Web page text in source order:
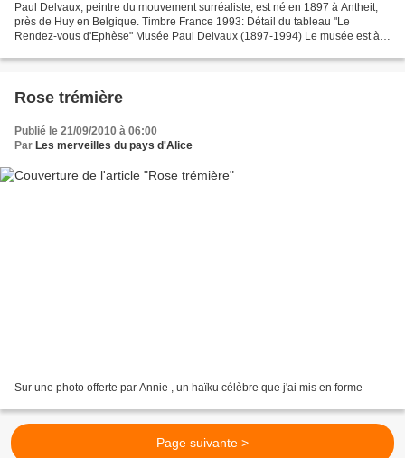
Paul Delvaux, peintre du mouvement surréaliste, est né en 1897 à Antheit,
près de Huy en Belgique. Timbre France 1993: Détail du tableau "Le
Rendez-vous d'Ephèse" Musée Paul Delvaux (1897-1994) Le musée est à
Rose trémière
Publié le 21/09/2010 à 06:00
Par Les merveilles du pays d'Alice
Sur une photo offerte par Annie , un haïku célèbre que j'ai mis en forme
Page suivante >